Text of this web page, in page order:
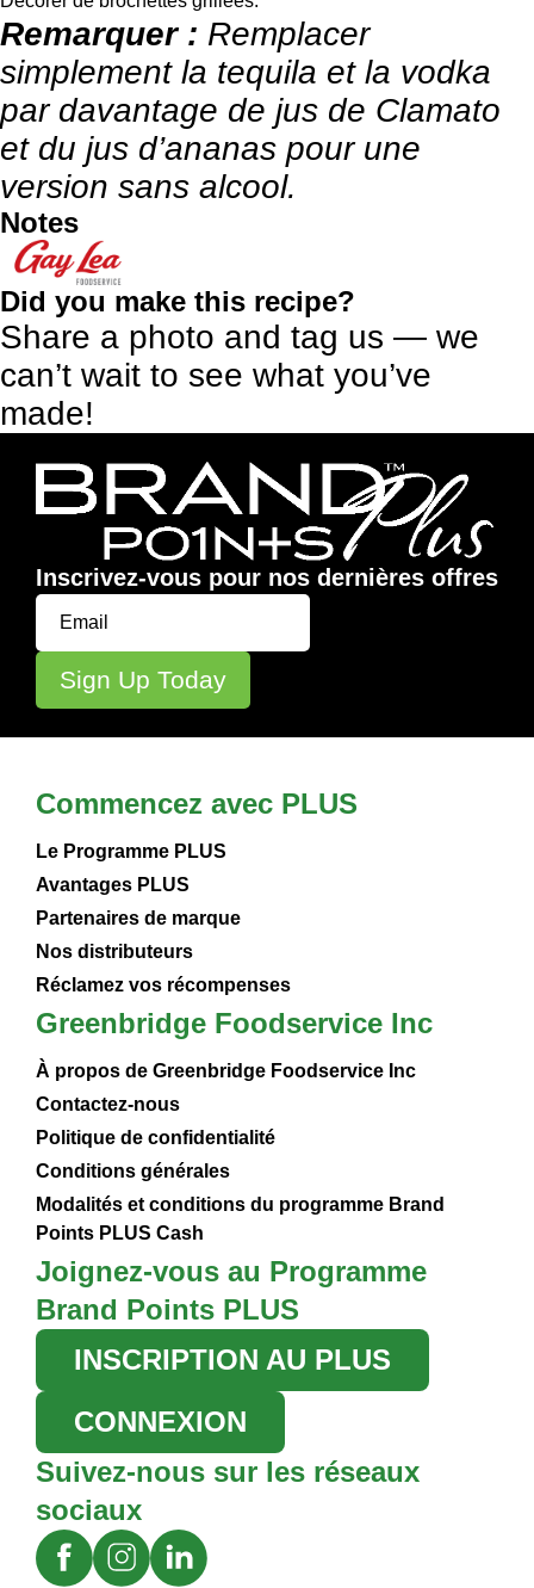
Remarquer : Remplacer
simplement la tequila et la vodka
par davantage de jus de Clamato
et du jus d’ananas pour une
version sans alcool.
Notes
Did you make this recipe?
Share a photo and tag us — we
can’t wait to see what you’ve
made!
Inscrivez-vous pour nos dernières offres
Commencez avec PLUS
Le Programme PLUS
Avantages PLUS
Partenaires de marque
Nos distributeurs
Réclamez vos récompenses
Greenbridge Foodservice Inc
À propos de Greenbridge Foodservice Inc
Contactez-nous
Politique de confidentialité
Conditions générales
Modalités et conditions du programme Brand
Points PLUS Cash
Joignez-vous au Programme
Brand Points PLUS
INSCRIPTION AU PLUS
CONNEXION
Suivez-nous sur les réseaux
sociaux